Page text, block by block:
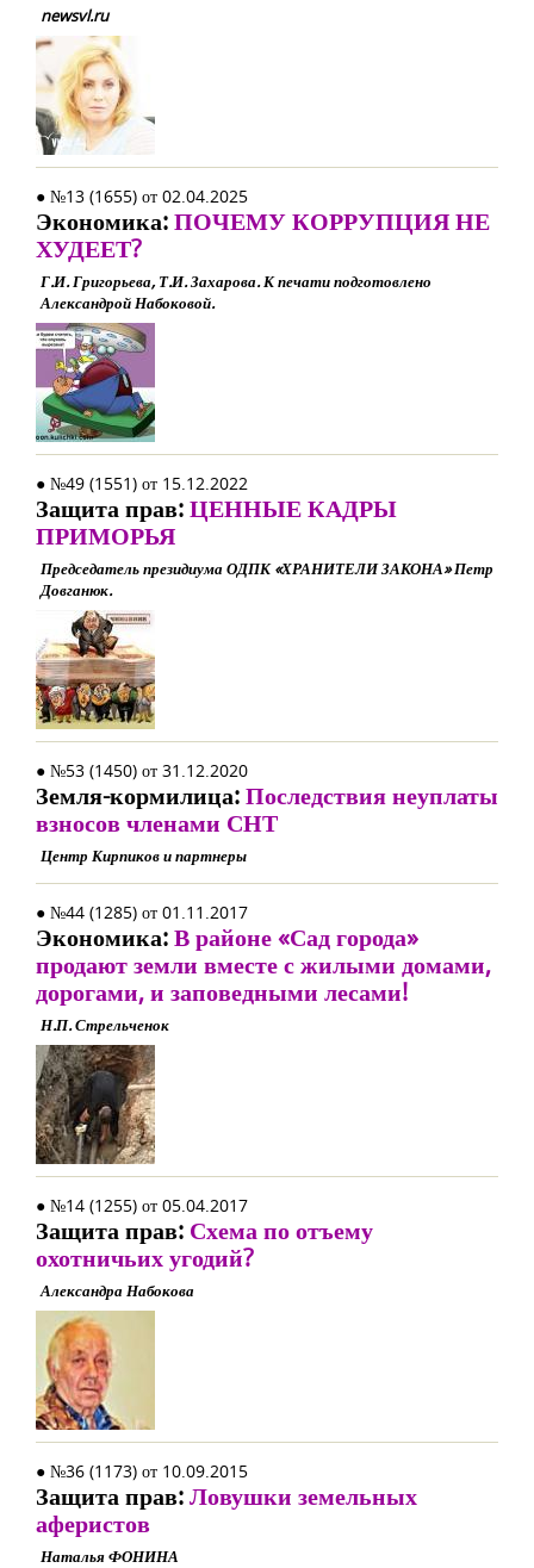
newsvl.ru
● №13 (1655) от 02.04.2025
Экономика:ПОЧЕМУ КОРРУПЦИЯ НЕ
ХУДЕЕТ?
Г.И. Григорьева, Т.И. Захарова. К печати подготовлено
Александрой Набоковой.
● №49 (1551) от 15.12.2022
Защита прав:ЦЕННЫЕ КАДРЫ
ПРИМОРЬЯ
Председатель президиума ОДПК «ХРАНИТЕЛИ ЗАКОНА» Петр
Довганюк.
● №53 (1450) от 31.12.2020
Земля-кормилица:Последствия неуплаты
взносов членами СНТ
Центр Кирпиков и партнеры
● №44 (1285) от 01.11.2017
Экономика:В районе «Сад города»
продают земли вместе с жилыми домами,
дорогами, и заповедными лесами!
Н.П. Стрельченок
● №14 (1255) от 05.04.2017
Защита прав: Схема по отъему
охотничьих угодий?
Александра Набокова
● №36 (1173) от 10.09.2015
Защита прав:Ловушки земельных
аферистов
Наталья ФОНИНА